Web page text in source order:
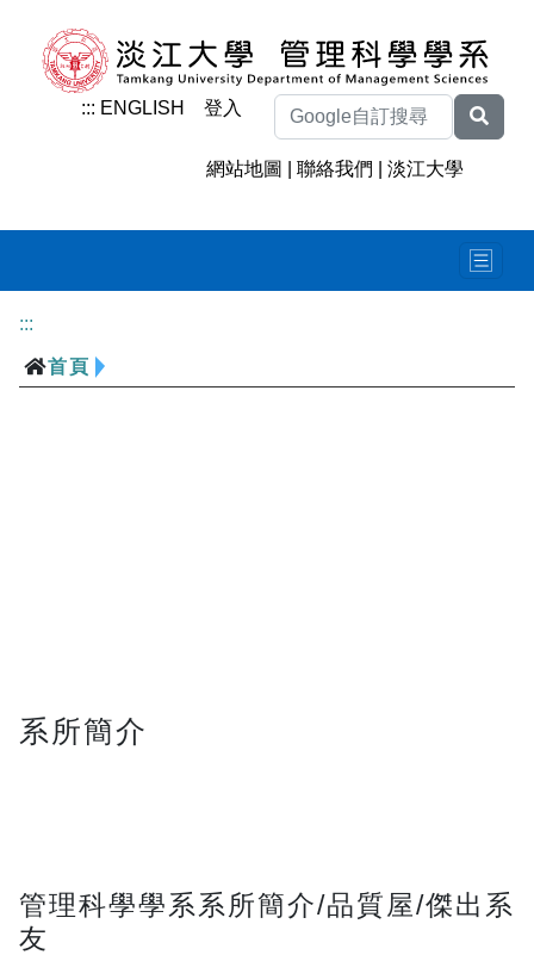
::: ENGLISH 登入
網站地圖 |聯絡我們 |淡江大學
:::
首頁
系所簡介
管理科學學系系所簡介/品質屋/傑出系
友